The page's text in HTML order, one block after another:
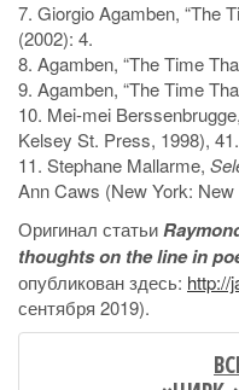
7. Giorgio Agamben, “The
(2002): 4.
8. Agamben, “The Time
9. Agamben, “The Time
10. Mei-mei Berssenbrugge,
Kelsey St. Press, 1998), 41.
11. Stephane Mallarme,
Ann Caws (New York:
Оригинал статьи
thoughts on the line in
опубликован здесь: http://
сентября 2019).